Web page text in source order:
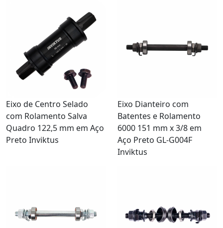
Eixo de Centro Selado
com Rolamento Salva
Quadro 122,5 mm em Aço
Preto Inviktus
Eixo Dianteiro com
Batentes e Rolamento
6000 151 mm x 3/8 em
Aço Preto GL-G004F
Inviktus